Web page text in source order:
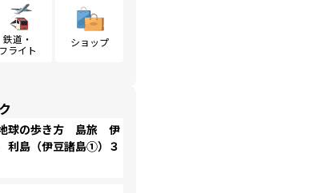
鉄道・
フライト
ショップ
球の歩き方 島旅 伊
島（伊豆諸島①）３